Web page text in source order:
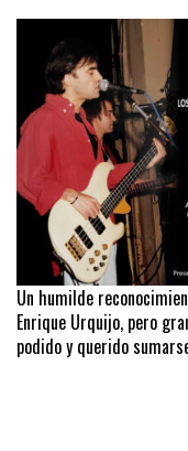
Un humilde
Enrique Urquijo, pero
podido y querido